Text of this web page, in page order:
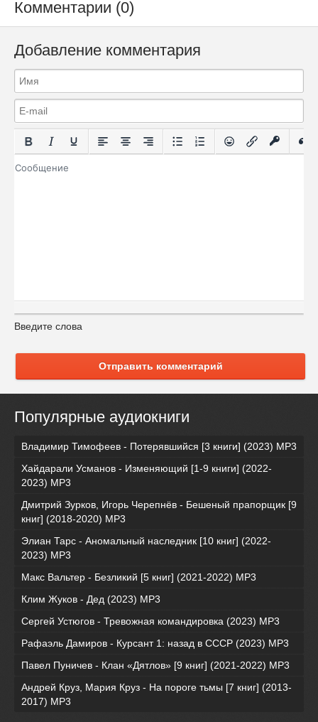
Комментарии (0)
Добавление комментария
Введите слова
Отправить комментарий
Популярные аудиокниги
Владимир Тимофеев - Потерявшийся [3 книги] (2023) МР3
Хайдарали Усманов - Изменяющий [1-9 книги] (2022-
2023) МР3
Дмитрий Зурков, Игорь Черепнёв - Бешеный прапорщик [9
книг] (2018-2020) МР3
Элиан Тарс - Аномальный наследник [10 книг] (2022-
2023) MP3
Макс Вальтер - Безликий [5 книг] (2021-2022) МР3
Клим Жуков - Дед (2023) MP3
Сергей Устюгов - Тревожная командировка (2023) МР3
Рафаэль Дамиров - Курсант 1: назад в СССР (2023) МР3
Павел Пуничев - Клан «Дятлов» [9 книг] (2021-2022) MP3
Андрей Круз, Мария Круз - На пороге тьмы [7 книг] (2013-
2017) МР3